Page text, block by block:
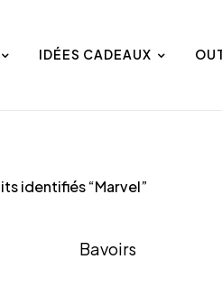
IDÉES CADEAUX
identifiés “Marvel”
Bavoirs